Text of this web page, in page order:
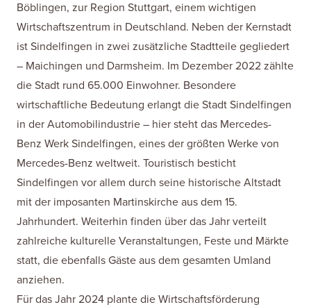
Böblingen, zur Region Stuttgart, einem wichtigen
Wirtschaftszentrum in Deutschland. Neben der Kernstadt
ist Sindelfingen in zwei zusätzliche Stadtteile gegliedert
– Maichingen und Darmsheim. Im Dezember 2022 zählte
die Stadt rund 65.000 Einwohner. Besondere
wirtschaftliche Bedeutung erlangt die Stadt Sindelfingen
in der Automobilindustrie – hier steht das Mercedes-
Benz Werk Sindelfingen, eines der größten Werke von
Mercedes-Benz weltweit. Touristisch besticht
Sindelfingen vor allem durch seine historische Altstadt
mit der imposanten Martinskirche aus dem 15.
Jahrhundert. Weiterhin finden über das Jahr verteilt
zahlreiche kulturelle Veranstaltungen, Feste und Märkte
statt, die ebenfalls Gäste aus dem gesamten Umland
anziehen.
Für das Jahr 2024 plante die Wirtschaftsförderung